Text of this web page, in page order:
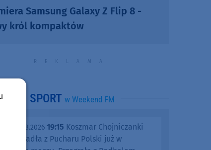
Samsung Galaxy Z Flip 8 -
król kompaktów
SPORT w Weekend FM
05.08.2026 19:15 Koszmar Chojniczanki
Odpadła z Pucharu Polski już w